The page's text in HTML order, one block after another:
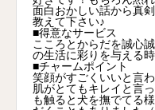
面白おかしい話から真
教えて下さい♪
■得意なサービス
こころとからだを誠心
の生活に彩りを与える
■チャームポイント
笑顔がすごくいいと言わ
肌がとてもキレイと言
も触ると犬を撫でてる